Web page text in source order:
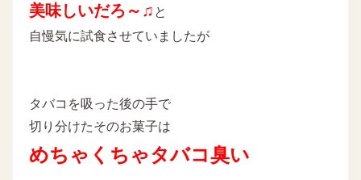
美味しいだろ～♫ と
自慢気に試食させていましたが
タバコを吸った後の手で
切り分けたそのお菓子は
めちゃくちゃタバコ臭い